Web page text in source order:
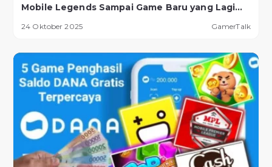
Mobile Legends Sampai Game Baru yang Lagi
24 Oktober 2025 GamerTalk